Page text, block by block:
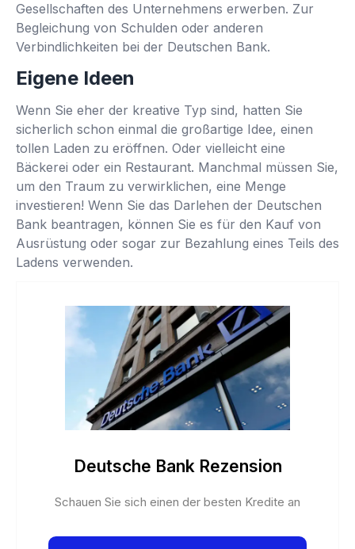
Gesellschaften des Unternehmens erwerben. Zur
Begleichung von Schulden oder anderen
Verbindlichkeiten bei der Deutschen Bank.
Eigene Ideen
Wenn Sie eher der kreative Typ sind, hatten Sie
sicherlich schon einmal die großartige Idee, einen
tollen Laden zu eröffnen. Oder vielleicht eine
Bäckerei oder ein Restaurant. Manchmal müssen Sie,
um den Traum zu verwirklichen, eine Menge
investieren! Wenn Sie das Darlehen der Deutschen
Bank beantragen, können Sie es für den Kauf von
Ausrüstung oder sogar zur Bezahlung eines Teils des
Ladens verwenden.
Deutsche Bank Rezension
Schauen Sie sich einen der besten Kredite an